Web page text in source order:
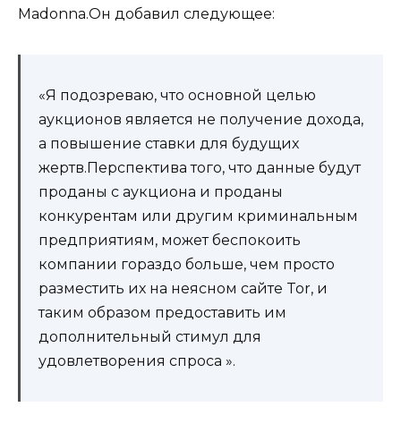
Madonna.Он добавил следующее:
«Я подозреваю, что основной целью
аукционов является не получение дохода,
а повышение ставки для будущих
жертв.Перспектива того, что данные будут
проданы с аукциона и проданы
конкурентам или другим криминальным
предприятиям, может беспокоить
компании гораздо больше, чем просто
разместить их на неясном сайте Tor, и
таким образом предоставить им
дополнительный стимул для
удовлетворения спроса ».